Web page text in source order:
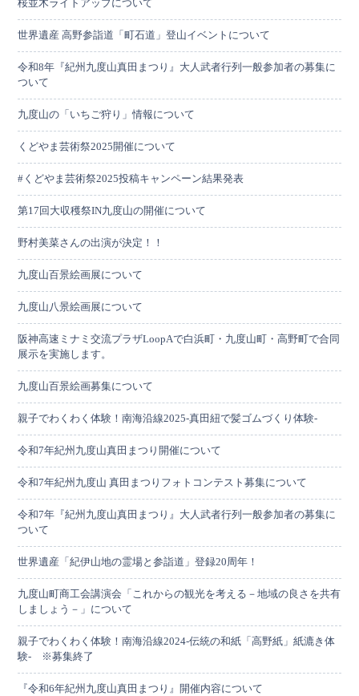
桜並木ライトアップについて
世界遺産 高野参詣道「町石道」登山イベントについて
令和8年『紀州九度山真田まつり』大人武者行列一般参加者の募集に
ついて
九度山の「いちご狩り」情報について
くどやま芸術祭2025開催について
#くどやま芸術祭2025投稿キャンペーン結果発表
第17回大収穫祭IN九度山の開催について
野村美菜さんの出演が決定！！
九度山百景絵画展について
九度山八景絵画展について
阪神高速ミナミ交流プラザLoopAで白浜町・九度山町・高野町で合同
展示を実施します。
九度山百景絵画募集について
親子でわくわく体験！南海沿線2025-真田紐で髪ゴムづくり体験-
令和7年紀州九度山真田まつり開催について
令和7年紀州九度山 真田まつりフォトコンテスト募集について
令和7年『紀州九度山真田まつり』大人武者行列一般参加者の募集に
ついて
世界遺産「紀伊山地の霊場と参詣道」登録20周年！
九度山町商工会講演会「これからの観光を考える－地域の良さを共有
しましょう－」について
親子でわくわく体験！南海沿線2024-伝統の和紙「高野紙」紙漉き体
験- ※募集終了
『令和6年紀州九度山真田まつり』開催内容について